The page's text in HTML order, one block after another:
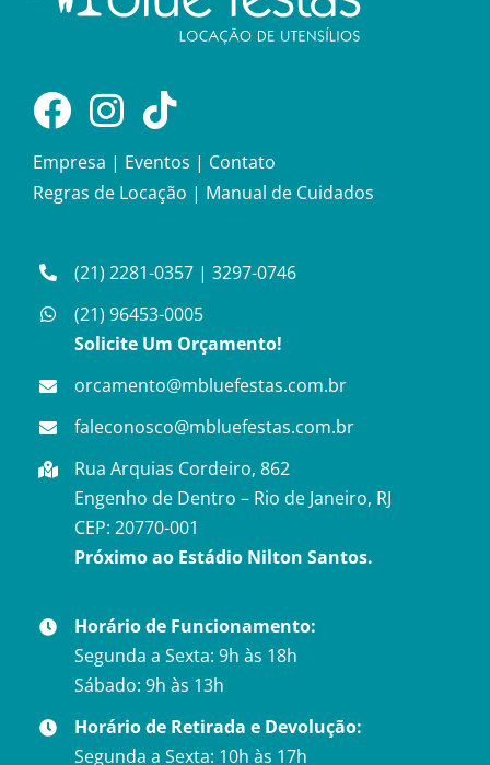
Empresa | Eventos | Contato
Regras de Locação | Manual de Cuidados
(21) 2281-0357 |3297-0746
(21) 96453-0005
Solicite Um Orçamento!
orcamento@mbluefestas.com.br
faleconosco@mbluefestas.com.br
Rua Arquias Cordeiro, 862
Engenho de Dentro – Rio de Janeiro, RJ
CEP: 20770-001
Próximo ao Estádio Nilton Santos.
Horário de Funcionamento:
Segunda a Sexta: 9h às 18h
Sábado: 9h às 13h
Horário de Retirada e Devolução:
Segunda a Sexta: 10h às 17h